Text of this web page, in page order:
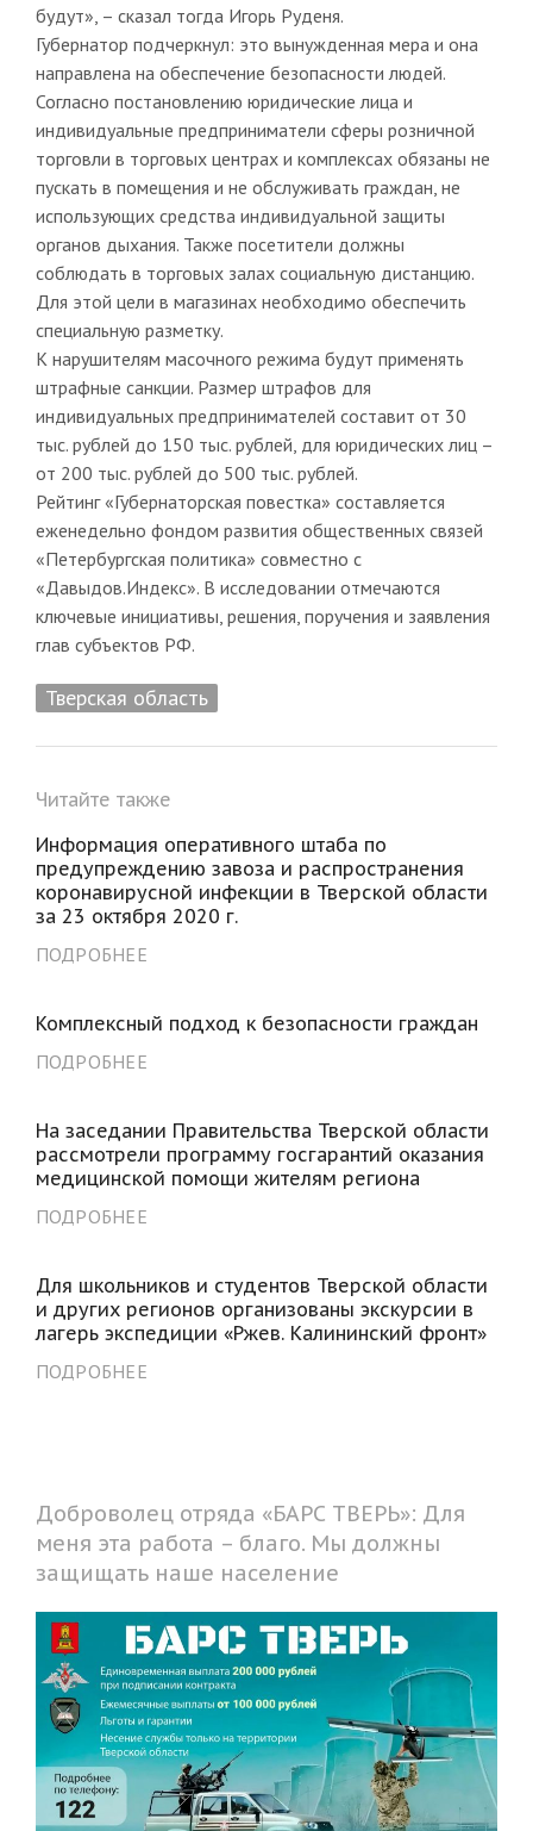
будут», – сказал тогда Игорь Руденя.
Губернатор подчеркнул: это вынужденная мера и она
направлена на обеспечение безопасности людей.
Согласно постановлению юридические лица и
индивидуальные предприниматели сферы розничной
торговли в торговых центрах и комплексах обязаны не
пускать в помещения и не обслуживать граждан, не
использующих средства индивидуальной защиты
органов дыхания. Также посетители должны
соблюдать в торговых залах социальную дистанцию.
Для этой цели в магазинах необходимо обеспечить
специальную разметку.
К нарушителям масочного режима будут применять
штрафные санкции. Размер штрафов для
индивидуальных предпринимателей составит от 30
тыс. рублей до 150 тыс. рублей, для юридических лиц –
от 200 тыс. рублей до 500 тыс. рублей.
Рейтинг «Губернаторская повестка» составляется
еженедельно фондом развития общественных связей
«Петербургская политика» совместно с
«Давыдов.Индекс». В исследовании отмечаются
ключевые инициативы, решения, поручения и заявления
глав субъектов РФ.
Тверская область
Читайте также
Информация оперативного штаба по
предупреждению завоза и распространения
коронавирусной инфекции в Тверской области
за 23 октября 2020 г.
ПОДРОБНЕЕ
Комплексный подход к безопасности граждан
ПОДРОБНЕЕ
На заседании Правительства Тверской области
рассмотрели программу госгарантий оказания
медицинской помощи жителям региона
ПОДРОБНЕЕ
Для школьников и студентов Тверской области
и других регионов организованы экскурсии в
лагерь экспедиции «Ржев. Калининский фронт»
ПОДРОБНЕЕ
Доброволец отряда «БАРС ТВЕРЬ»: Для
меня эта работа – благо. Мы должны
защищать наше население